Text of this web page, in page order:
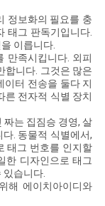
정보화의 필요를 충
태그 판독기입니다.
이릅니다.
만족시킵니다. 외피
합니다. 그것은 많은
이터 전송을 둘다 지
른 전자적 식별 장치
짜는 집짐승 경영, 살
. 동물적 식별에서,
태그 번호를 인지할
한 디자인으로 태그
있습니다.
해 에이치아이디와